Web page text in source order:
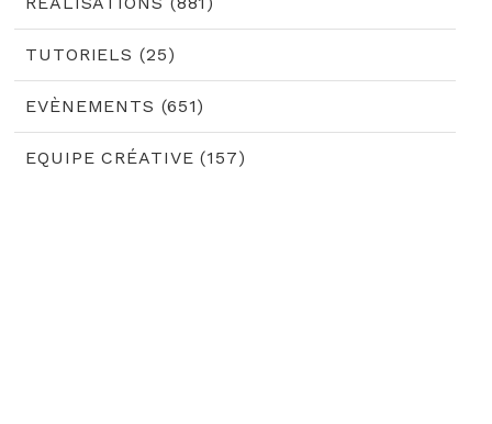
TUTORIELS (25)
EVÈNEMENTS (651)
EQUIPE CRÉATIVE (157)